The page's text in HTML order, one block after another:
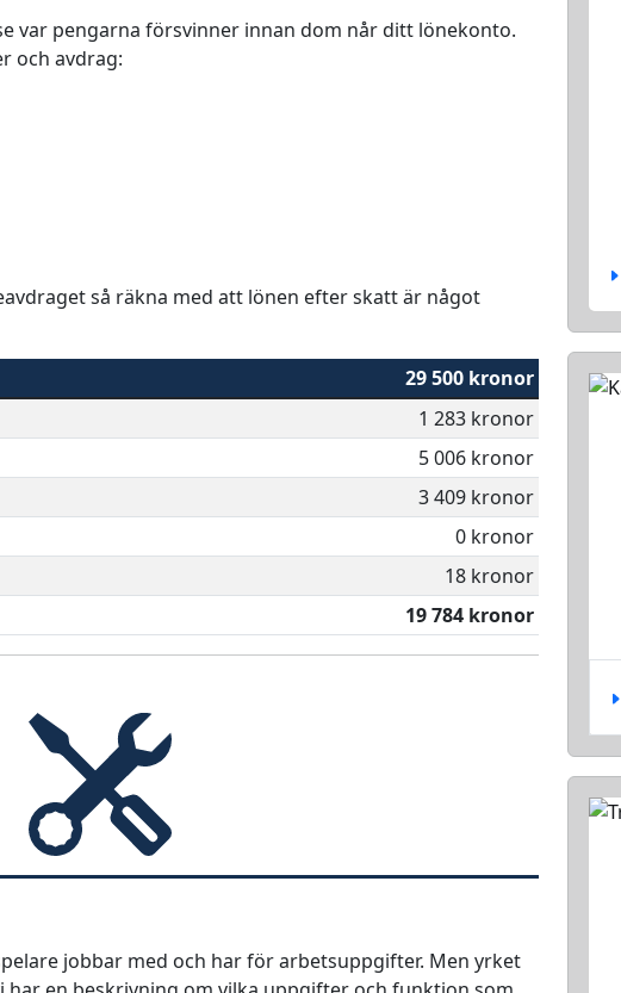
var pengarna försvinner innan dom når ditt lönekonto.
och avdrag:
så räkna med att lönen efter skatt är något
29 500 kronor
1 283 kronor
5 006 kronor
3 409 kronor
0 kronor
18 kronor
19 784 kronor
jobbar med och har för arbetsuppgifter. Men yrket